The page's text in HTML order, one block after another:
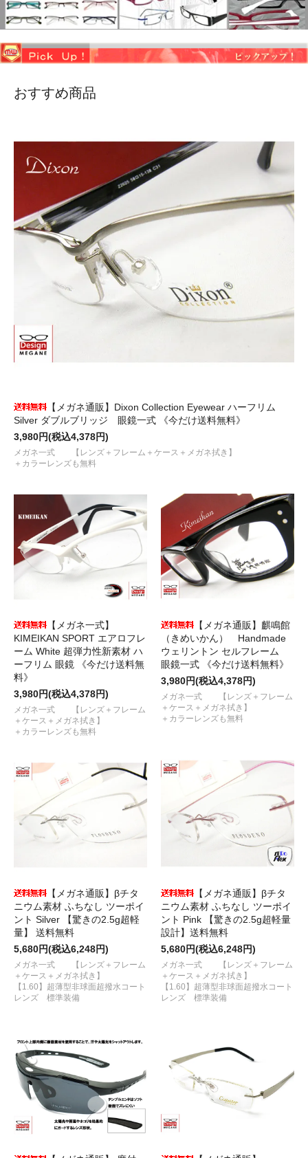
おすすめ商品
【メガネ通販】Dixon Collection Eyewear ハーフリム
Silver ダブルブリッジ 眼鏡一式 《今だけ送料無料》
3,980円(税込4,378円)
メガネ一式 【レンズ＋フレーム＋ケース＋メガネ拭き】
＋カラーレンズも無料
【メガネ一式】
KIMEIKAN SPORT エアロフレ
ーム White 超弾力性新素材 ハ
ーフリム 眼鏡 《今だけ送料無
料》
3,980円(税込4,378円)
メガネ一式 【レンズ＋フレーム
＋ケース＋メガネ拭き】
＋カラーレンズも無料
【メガネ通販】麒鳴館
（きめいかん） Handmade
ウェリントン セルフレーム
眼鏡一式 《今だけ送料無料》
3,980円(税込4,378円)
メガネ一式 【レンズ＋フレーム
＋ケース＋メガネ拭き】
＋カラーレンズも無料
【メガネ通販】βチタ
ニウム素材 ふちなし ツーポイ
ント Silver 【驚きの2.5g超軽
量】 送料無料
5,680円(税込6,248円)
メガネ一式 【レンズ＋フレーム
＋ケース＋メガネ拭き】
【1.60】超薄型非球面超撥水コート
レンズ 標準装備
【メガネ通販】βチタ
ニウム素材 ふちなし ツーポイ
ント Pink 【驚きの2.5g超軽量
設計】送料無料
5,680円(税込6,248円)
メガネ一式 【レンズ＋フレーム
＋ケース＋メガネ拭き】
【1.60】超薄型非球面超撥水コート
レンズ 標準装備